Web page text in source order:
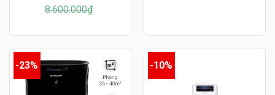
8.600.000₫
Giá
gốc
8.600.000₫.
Giá
hiện
là:
7.850.000₫.
-23% -10%